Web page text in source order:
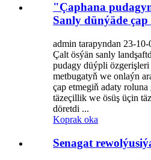
"Çaphana
Sanly dünýäde
admin tarapyndan 23-10-
Çalt ösýän sanly
pudagy düýpli özgerişleri
metbugatyň we onlaýn
çap etmegiň adaty
täzeçillik we ösüş üçin
döretdi ...
Koprak oka
Senagat